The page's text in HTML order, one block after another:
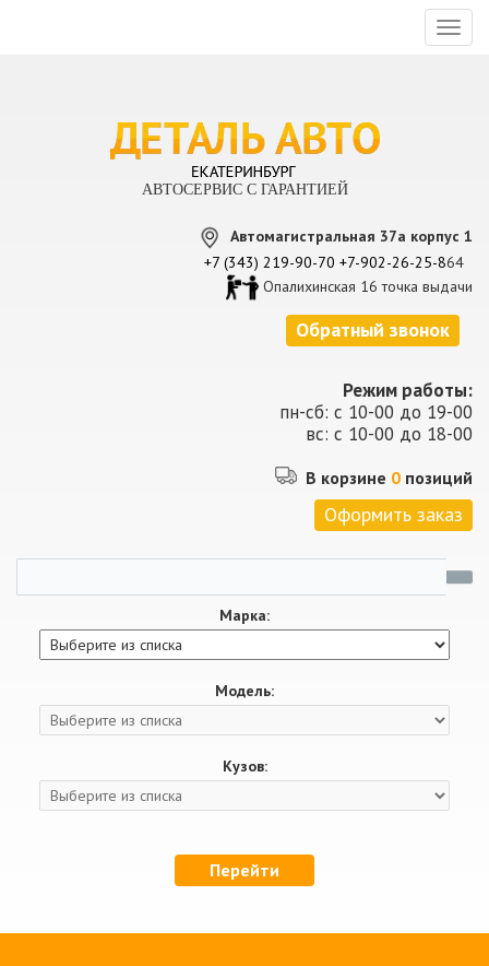
АВТОСЕРВИС С ГАРАНТИЕЙ
Автомагистральная 37а корпус 1
+7 (343) 219-90-70 +7-902-26-25-864
Опалихинская 16 точка выдачи
Обратный звонок
Режим работы:
пн-сб: с 10-00 до 19-00
вс: с 10-00 до 18-00
В корзине 0 позиций
Оформить заказ
Марка:
Модель:
Кузов:
Перейти